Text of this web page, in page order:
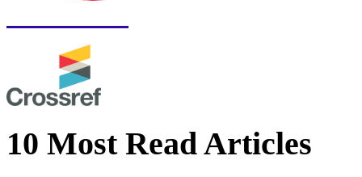
10 Most Read Articles